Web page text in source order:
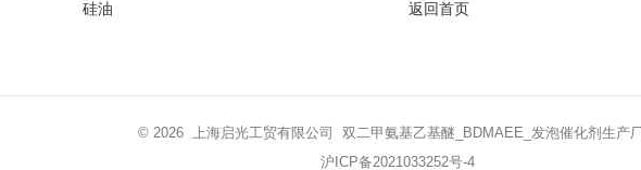
硅油
返回首页
© 2026 上海启光工贸有限公司 双二甲氨基乙基醚_BDMAEE_发泡催化剂生产
沪ICP备2021033252号-4